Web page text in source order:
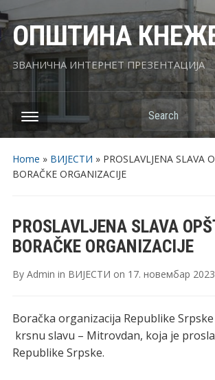
ОПШТИНА
ЗВАНИЧНА ИНТЕРНЕТ ПРЕЗЕНТАЦИЈА
Search
Home » ВИЈЕСТИ » PROSLAVLJENA SLAVA
BORAČKE ORGANIZACIJE
PROSLAVLJENA SLAVA
BORAČKE ORGANIZACIJE
By Admin in ВИЈЕСТИ on 17. новембар
Boračka organizacija Republike
krsnu slavu – Mitrovdan, koja je
Republike Srpske.